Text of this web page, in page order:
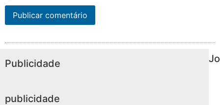
Publicidade
publicidade
Jo